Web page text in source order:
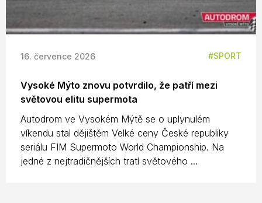
16. července 2026 SPORT
Vysoké Mýto znovu potvrdilo, že patří mezi
světovou elitu supermota
Autodrom ve Vysokém Mýtě se o uplynulém
víkendu stal dějištěm Velké ceny České republiky
seriálu FIM Supermoto World Championship. Na
jedné z nejtradičnějších tratí světového ...